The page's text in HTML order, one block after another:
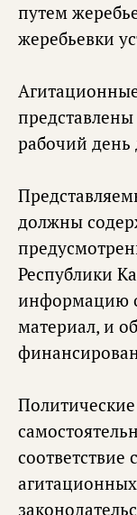
путем
жеребьевки
рабочий
должны
Республики
информацию
материал, и